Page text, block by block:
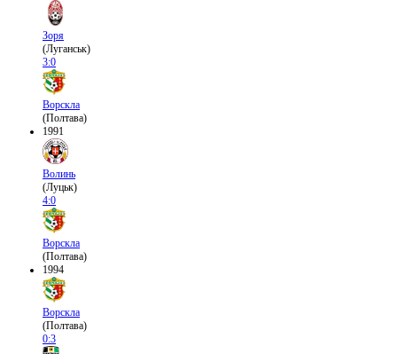
Зоря
(Луганськ)
3:0
Ворскла
(Полтава)
1991
Волинь
(Луцьк)
4:0
Ворскла
(Полтава)
1994
Ворскла
(Полтава)
0:3